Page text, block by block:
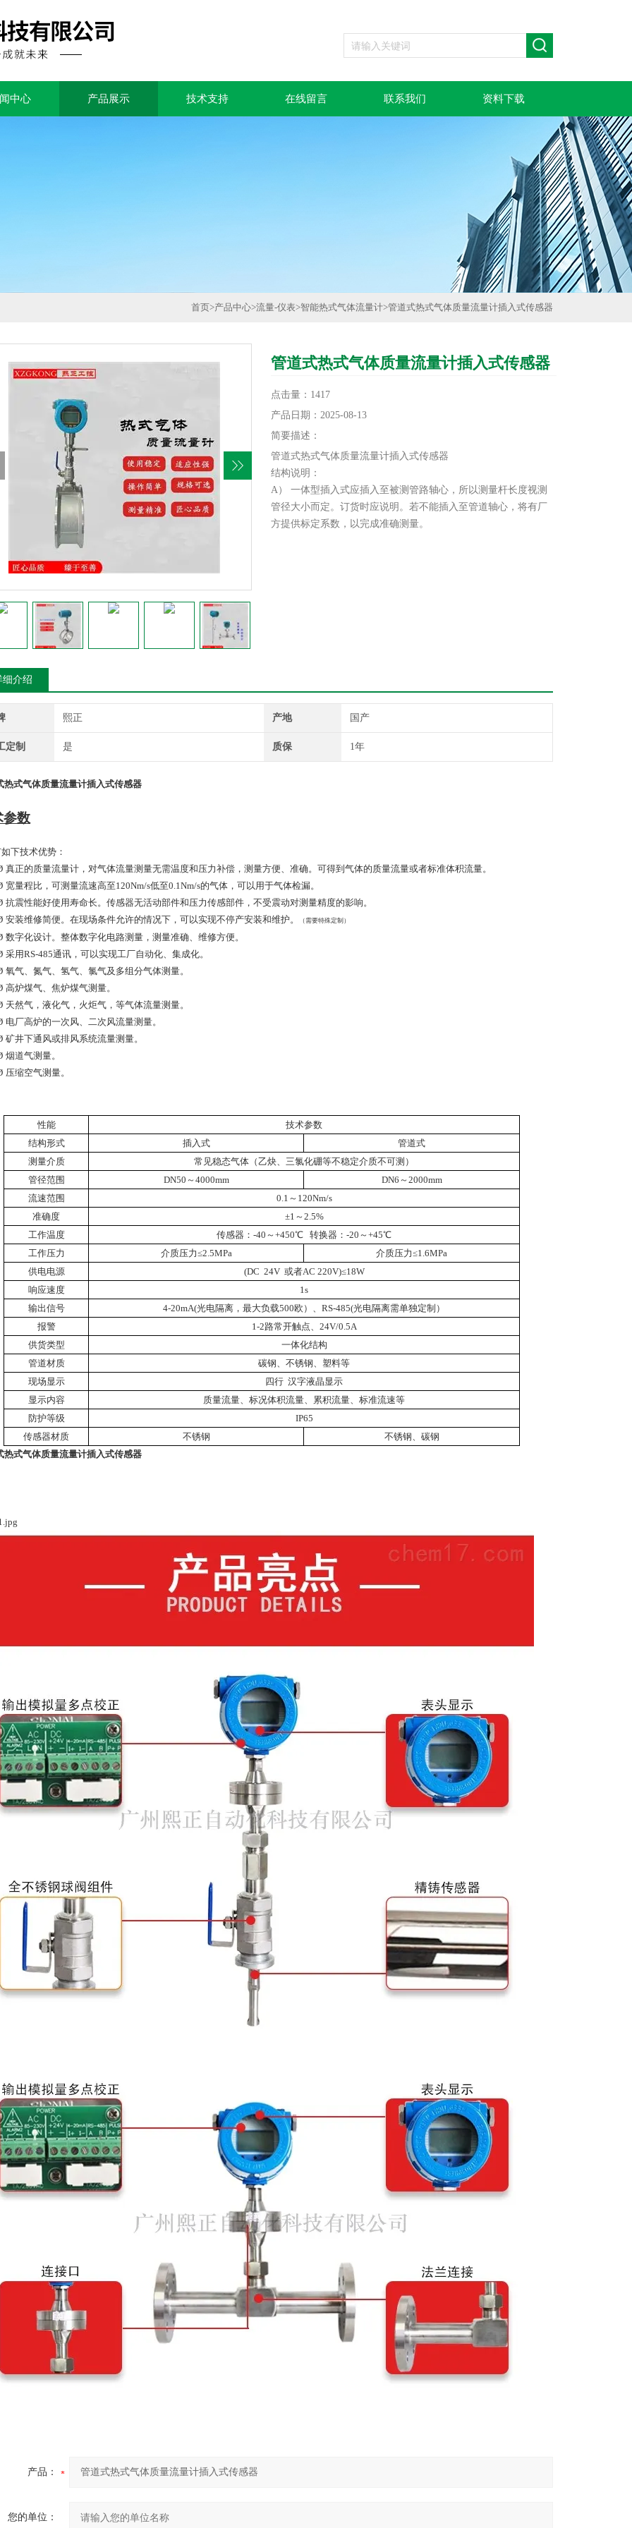
中心 产品展示 技术支持 在线留言 联系我们 资料下载
首页>产品中心>流量-仪表>智能热式气体流量计>管道式热式气体质量流量计插入式传感器
管道式热式气体质量流量计插入式传感器
点击量：1417
产品日期：2025-08-13
简要描述：
管道式热式气体质量流量计插入式传感器
结构说明：
A） 一体型插入式应插入至被测管路轴心，所以测量杆长度视测
管径大小而定。订货时应说明。若不能插入至管道轴心，将有厂
方提供标定系数，以完成准确测量。
细介绍
熙正 产地 国产
定制 是 质保 1年
热式气体质量流量计插入式传感器
参数
下技术优势：
真正的质量流量计，对气体流量测量无需温度和压力补偿，测量方便、准确。可得到气体的质量流量或者标准体积流量。
宽量程比，可测量流速高至120Nm/s低至0.1Nm/s的气体，可以用于气体检漏。
抗震性能好使用寿命长。传感器无活动部件和压力传感部件，不受震动对测量精度的影响。
安装维修简便。在现场条件允许的情况下，可以实现不停产安装和维护。 （需要特殊定制）
数字化设计。整体数字化电路测量，测量准确、维修方便。
采用RS-485通讯，可以实现工厂自动化、集成化。
氧气、氮气、氢气、氯气及多组分气体测量。
高炉煤气、焦炉煤气测量。
天然气，液化气，火炬气，等气体流量测量。
电厂高炉的一次风、二次风流量测量。
矿井下通风或排风系统流量测量。
烟道气测量。
压缩空气测量。
性能
技术参数
结构形式
插入式
管道式
测量介质
常见稳态气体（乙炔、三氯化硼等不稳定介质不可测）
管径范围
DN50 ～ 4000mm DN6 ～ 2000mm
流速范围
0.1 ～ 120Nm/s
准确度
±1 ～ 2.5%
工作温度
传感器：-40 ～+450℃ 转换器：-20 ～+45℃
工作压力
介质压力≤2.5MPa 介质压力≤1.6MPa
供电电源
(DC 24V 或者AC 220V)≤18W
响应速度
1s
输出信号
4-20mA(光电隔离，最大负载500欧）、RS-485(光电隔离需单独定制）
报警
1-2路常开触点、 24V/0.5A
供货类型
一体化结构
管道材质
碳钢、不锈钢、塑料等
现场显示
四行 汉字液晶显示
显示内容
质量流量、标况体积流量、累积流量、标准流速等
防护等级
IP65
传感器材质
不锈钢
不锈钢、碳钢
热式气体质量流量计插入式传感器
产品：
您的单位：